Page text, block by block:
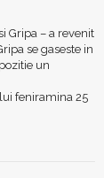
Gripa – a revenit
se gaseste in
un
feniramina 25